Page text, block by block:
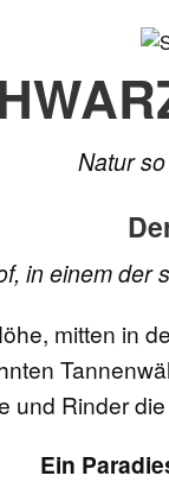
Natur
in einem
mitten in
und Rinder
Ein